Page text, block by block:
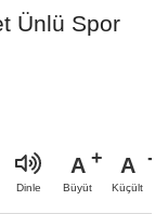
Ünlü Spor
Dinle
A
Büyüt
A
Küçült